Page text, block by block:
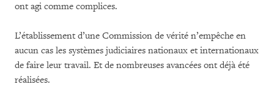
ont agi comme complices.
L’établissement d’une Commission de vérité n’empêche en
aucun cas les systèmes judiciaires nationaux et internationaux
de faire leur travail. Et de nombreuses avancées ont déjà été
réalisées.